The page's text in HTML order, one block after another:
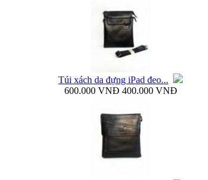
Bao da Samsung Galaxy S4 mini Flip Cover i9190...
Túi đựng iPad da thật đeo chéo thời...
Túi xách da đựng iPad đeo...
600.000 VNĐ 400.000 VNĐ